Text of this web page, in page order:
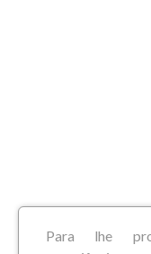
Para lhe